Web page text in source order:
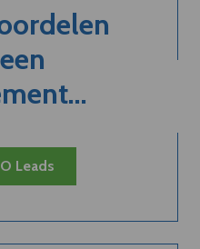
Leads